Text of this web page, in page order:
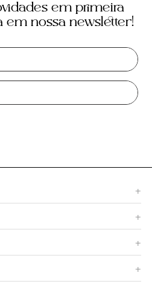
em primeira
em nossa newsletter!
+
+
+
+